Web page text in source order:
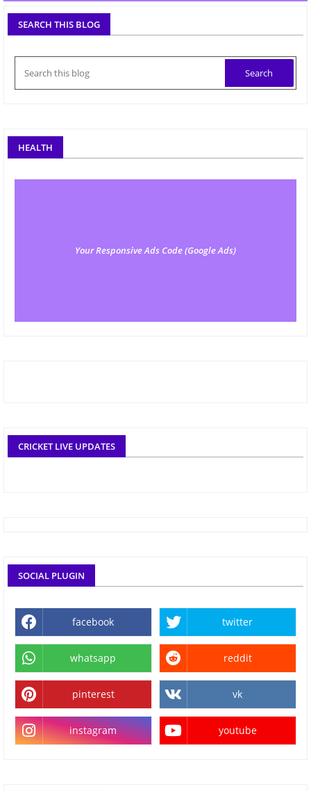
SEARCH THIS BLOG
HEALTH
Your Responsive Ads Code (Google Ads)
CRICKET LIVE UPDATES
SOCIAL PLUGIN
facebook twitter
whatsapp reddit
pinterest vk
instagram youtube